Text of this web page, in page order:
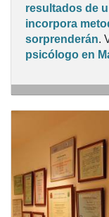
resultados de
incorpora
sorprenderán.
psicólogo en